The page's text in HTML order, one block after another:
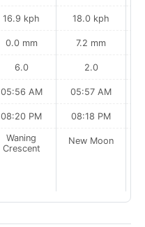
16.9 kph
0.0 mm
6.0
05:56 AM
08:20 PM
Waning
Crescent
18.0 kph
7.2 mm
2.0
05:57 AM
08:18 PM
New Moon